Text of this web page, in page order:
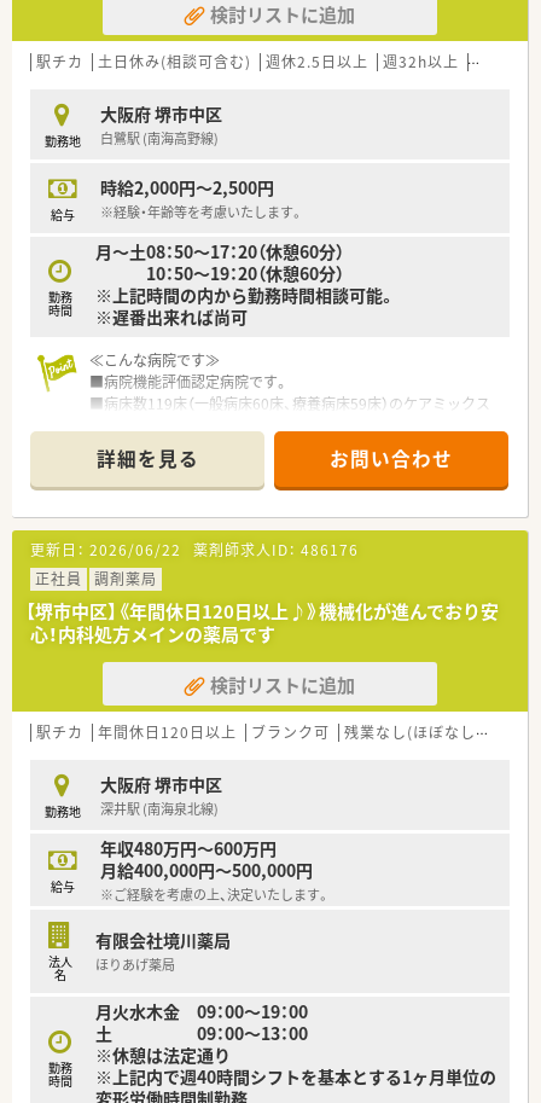
検討リストに追加
駅チカ 土日休み(相談可含む) 週休2.5日以上 週32h以上 未経験可
勤務地
大阪府 堺市中区
白鷺駅 (南海高野線)
給与
時給2,000円～2,500円
※経験・年齢等を考慮いたします。
勤務
時間
月～土08：50～17：20（休憩60分）
10：50～19：20（休憩60分）
※上記時間の内から勤務時間相談可能。
※遅番出来れば尚可
≪こんな病院です≫
■病院機能評価認定病院です。
■病床数119床（一般病床60床、療養病床59床）のケアミックス
■院内調剤のため外来対応と病院業務どちらも経験を積める環
境です。
■院内保育もあるため子育て中のママさん薬剤師さんでも安心
してお預けできます。
≪業務内容≫
■病院での薬剤師業務全般
・調剤業務（入院・外来）
・薬剤情報管理
・服薬指導等
≪おすすめポイント≫
■勤務日数、曜日のご相談が可能です。
■時短勤務を希望する方も、まずはご相談ください。
■遅番勤務も出来る方は大歓迎です。
詳細を見る お問い合わせ
更新日： 2026/06/22 薬剤師求人ID： 486176
正社員
調剤薬局
【堺市中区】《年間休日120日以上♪》機械化が進んでおり安
心！内科処方メインの薬局です
検討リストに追加
駅チカ 年間休日120日以上 ブランク可 残業なし(ほぼなし含む)
勤務地
大阪府 堺市中区
深井駅 (南海泉北線)
給与
年収480万円～600万円
月給400,000円～500,000円
※ご経験を考慮の上、決定いたします。
法人
名
有限会社境川薬局
ほりあげ薬局
勤務
時間
月火水木金 09：00～19：00
土 09：00～13：00
※休憩は法定通り
※上記内で週40時間シフトを基本とする1ヶ月単位の